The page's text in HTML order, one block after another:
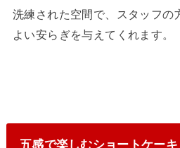
洗練された空間で、スタッフの
よい安らぎを与えてくれます。
五感で楽しむショートケーキ